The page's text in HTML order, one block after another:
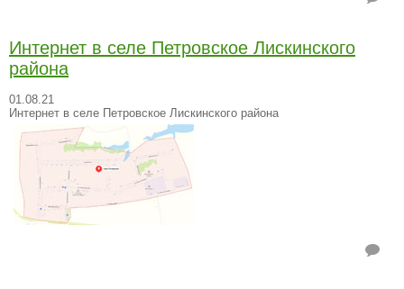
Интернет в селе Петровское Лискинского
района
01.08.21
Интернет в селе Петровское Лискинского района